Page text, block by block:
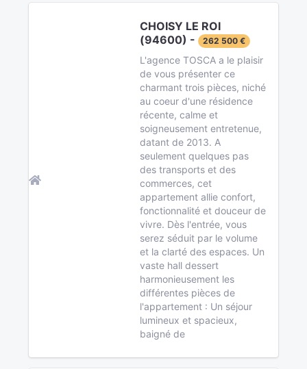
CHOISY LE ROI
(94600) -
262 500 €
L'agence TOSCA a le plaisir
de vous présenter ce
charmant trois pièces, niché
au coeur d'une résidence
récente, calme et
soigneusement entretenue,
datant de 2013. A
seulement quelques pas
des transports et des
commerces, cet
appartement allie confort,
fonctionnalité et douceur de
vivre. Dès l'entrée, vous
serez séduit par le volume
et la clarté des espaces. Un
vaste hall dessert
harmonieusement les
différentes pièces de
l'appartement : Un séjour
lumineux et spacieux,
baigné de